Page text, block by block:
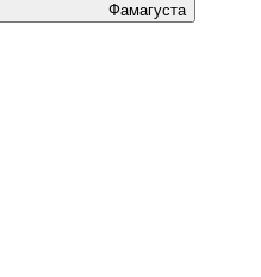
Фамагуста